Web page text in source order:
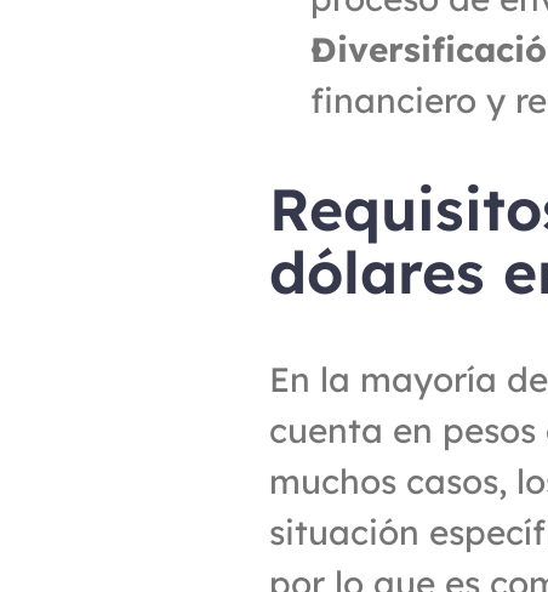
financiero y
dólares
En la mayoría
cuenta en
muchos casos,
situación
por lo que es